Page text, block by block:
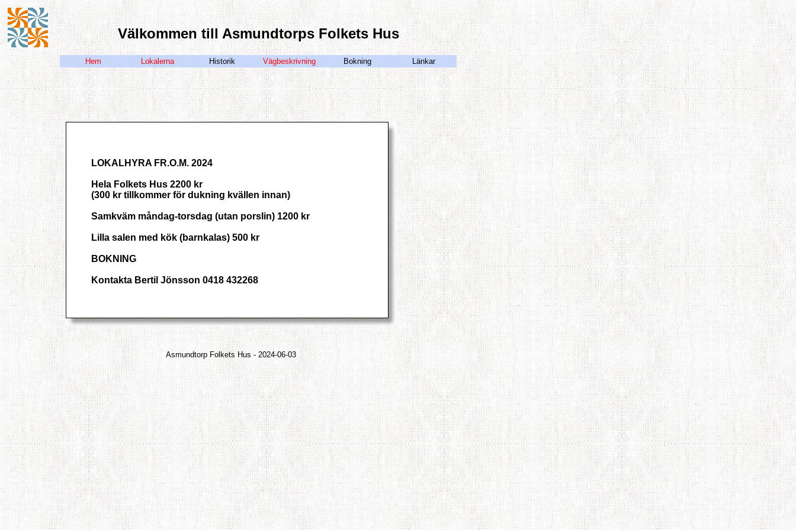
Välkommen till Asmundtorps Folkets Hus
Hem Lokalerna Historik Vägbeskrivning Bokning Länkar
LOKALHYRA FR.O.M. 2024
Hela Folkets Hus 2200 kr
(300 kr tillkommer för dukning kvällen innan)
Samkväm måndag-torsdag (utan porslin) 1200 kr
Lilla salen med kök (barnkalas) 500 kr
BOKNING
Kontakta Bertil Jönsson 0418 432268
Asmundtorp Folkets Hus - 2024-06-03